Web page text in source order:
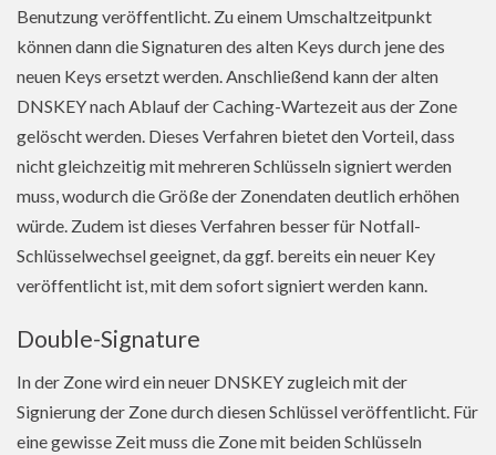
Benutzung veröffentlicht. Zu einem Umschaltzeitpunkt
können dann die Signaturen des alten Keys durch jene des
neuen Keys ersetzt werden. Anschließend kann der alten
DNSKEY nach Ablauf der Caching-Wartezeit aus der Zone
gelöscht werden. Dieses Verfahren bietet den Vorteil, dass
nicht gleichzeitig mit mehreren Schlüsseln signiert werden
muss, wodurch die Größe der Zonendaten deutlich erhöhen
würde. Zudem ist dieses Verfahren besser für Notfall-
Schlüsselwechsel geeignet, da ggf. bereits ein neuer Key
veröffentlicht ist, mit dem sofort signiert werden kann.
Double-Signature
In der Zone wird ein neuer DNSKEY zugleich mit der
Signierung der Zone durch diesen Schlüssel veröffentlicht. Für
eine gewisse Zeit muss die Zone mit beiden Schlüsseln